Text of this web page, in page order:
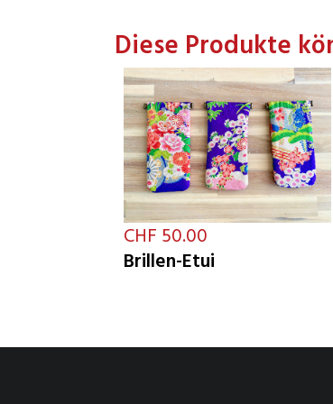
Diese Produkte
CHF 50.00
Brillen-Etui